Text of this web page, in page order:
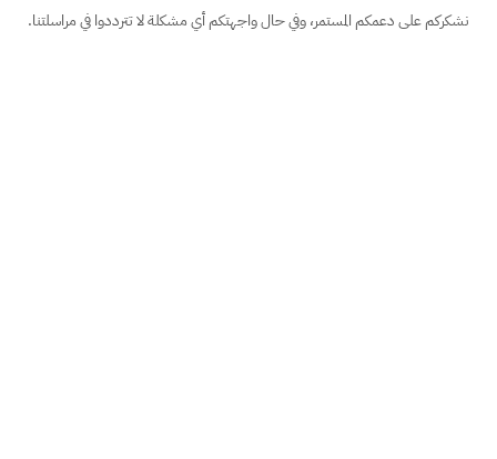
نشكركم على دعمكم المستمر، وفي حال واجهتكم أي مشكلة لا تترددوا في مراسلتنا.